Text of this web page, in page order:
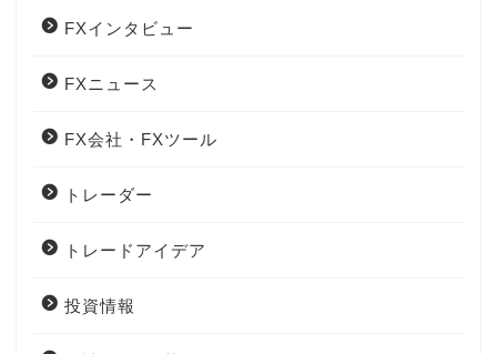
FXインタビュー
FXニュース
FX会社・FXツール
トレーダー
トレードアイデア
投資情報